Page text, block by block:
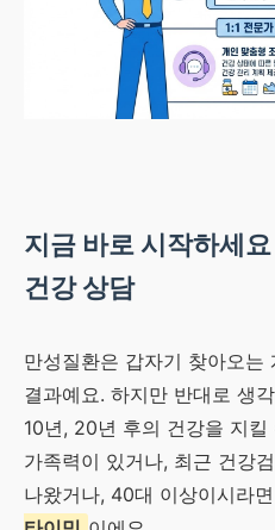
지금 바로 시작하세
건강 상담
만성질환은 갑자기 찾아오는
결과예요. 하지만 반대로 생
10년, 20년 후의 건강을 지
가족력이 있거나, 최근 건강
나왔거나, 40대 이상이시라면